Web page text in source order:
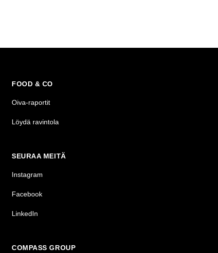
FOOD & CO
Oiva-raportit
Löydä ravintola
SEURAA MEITÄ
Instagram
Facebook
LinkedIn
COMPASS GROUP